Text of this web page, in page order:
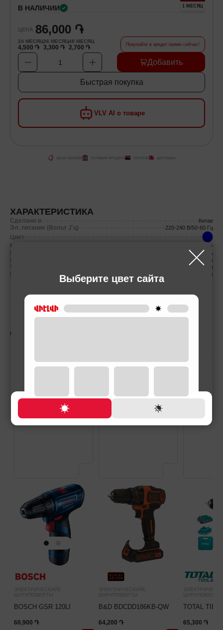
Выберите цвет сайта
VLV AI о товаре
В НАЛИЧИИ 1 МЕСЯЦ
ЦЕНА 86,000 ֏
24 МЕСЯЦ
4,500 ֏
36 МЕСЯЦ
3,300 ֏
48 МЕСЯЦ
2,700 ֏ Покупайте в кредит прямо сейчас!
1 Добавить
Быстрая покупка
ЦЕНА ОНЛАЙН УСЛОВИЯ КРЕДИТА ПЛАТЕЖ ДОСТАВКА
ХАРАКТЕРИСТИКА
Сделано в Китае
Эл. питание (Вольт ,Гц) 220-240 В/50-60 Гц
Цвет
Мощность (Вт)
Есть Вт
Есть
1.4 (кг)
Частота вращения диска 140 0об/мин
Емкость батареи 14.4 мАч
СОПУТСТВУЮЩИЕ ТОВАРЫ
ЭЛЕКТРИЧЕСКИЙЕ
ШУРУПОВЕРТЫ
BOSCH GSR 120LI
60,900 ֏
ЭЛЕКТРИЧЕСКИЙЕ
ШУРУПОВЕРТЫ
B&D BDCDD186KB-QW
64,200 ֏
ШУРУПОВЕРТЫ
TOTAL
65,300 ֏